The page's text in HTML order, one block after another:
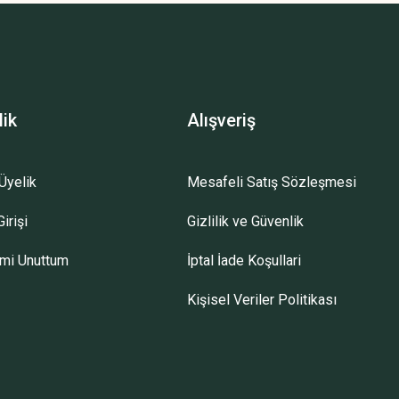
Unuttum
Alışveriş
Mesafeli Satış Sözleşmesi
Gizlilik ve Güvenlik
İptal İade Koşullari
Kişisel Veriler Politikası